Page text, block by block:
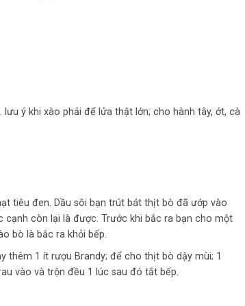
ý khi xào phải để lửa thật lớn; cho hành tây, ớt, cà
tiêu đen. Dầu sôi bạn trút bát thịt bò đã ướp vào
còn lại là được. Trước khi bắc ra bạn cho một
bò là bắc ra khỏi bếp.
thêm 1 ít rượu Brandy; để cho thịt bò dậy mùi; 1
vào và trộn đều 1 lúc sau đó tắt bếp.